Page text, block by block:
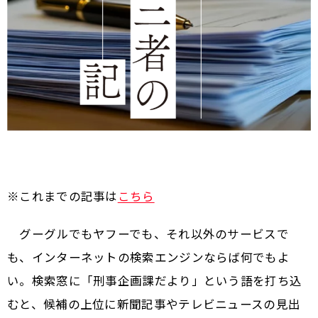
※これまでの記事は こちら
グーグルでもヤフーでも、それ以外のサービスで
も、インターネットの検索エンジンならば何でもよ
い。検索窓に「刑事企画課だより」という語を打ち込
むと、候補の上位に新聞記事やテレビニュースの見出